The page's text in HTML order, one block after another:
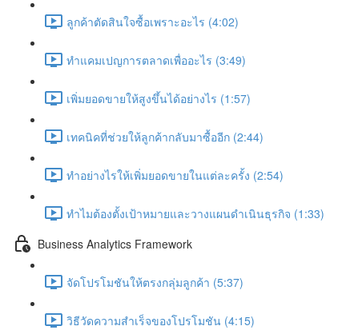
ลูกค้าตัดสินใจซื้อเพราะอะไร (4:02)
ทำแคมเปญการตลาดเพื่ออะไร (3:49)
เพิ่มยอดขายให้สูงขึ้นได้อย่างไร (1:57)
เทคนิคที่ช่วยให้ลูกค้ากลับมาซื้ออีก (2:44)
ทำอย่างไรให้เพิ่มยอดขายในแต่ละครั้ง (2:54)
ทำไมต้องตั้งเป้าหมายและวางแผนดำเนินธุรกิจ (1:33)
Business Analytics Framework
จัดโปรโมชันให้ตรงกลุ่มลูกค้า (5:37)
วิธีวัดความสำเร็จของโปรโมชัน (4:15)